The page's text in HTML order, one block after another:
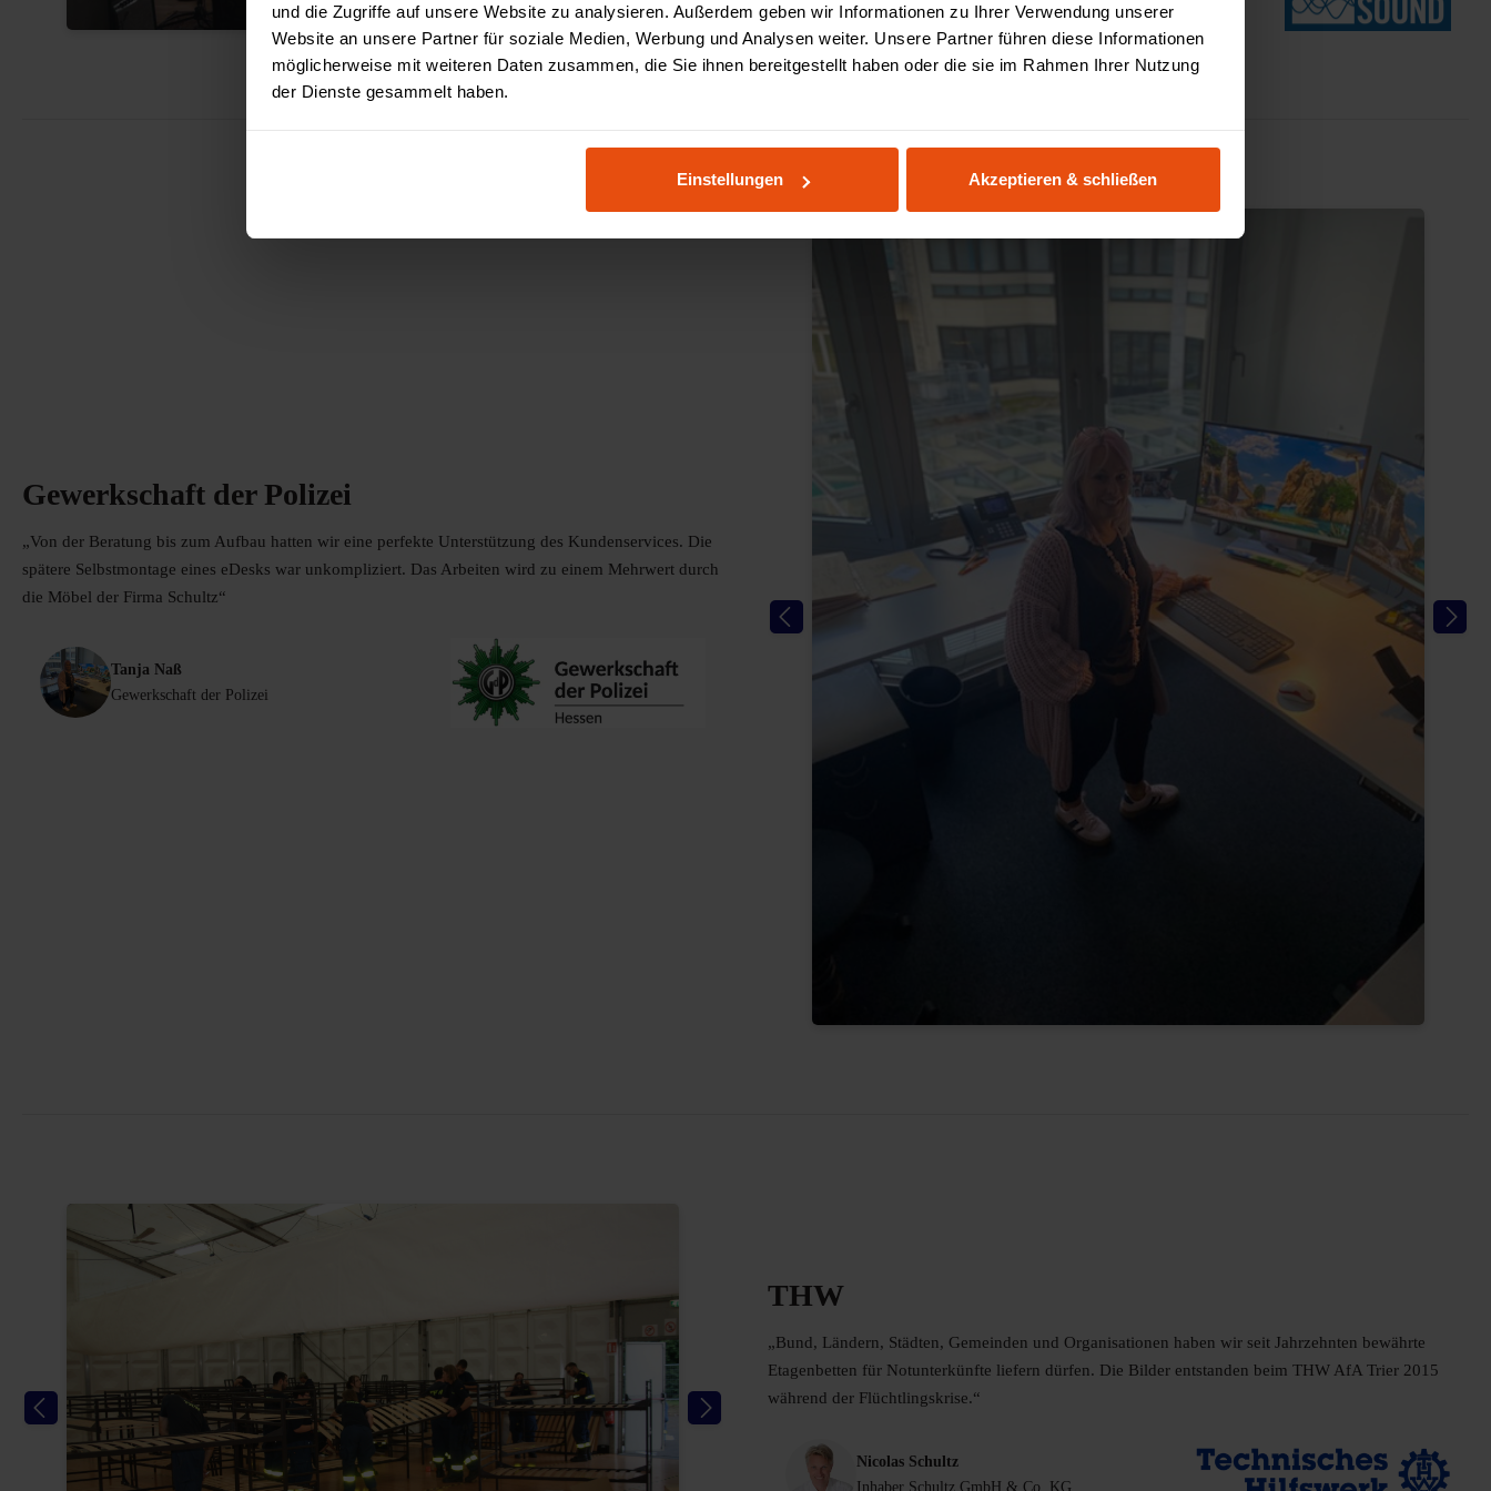
und die Zugriffe auf unsere Website zu analysieren. Außerdem geben wir Informationen zu Ihrer Verwendung unserer
Website an unsere Partner für soziale Medien, Werbung und Analysen weiter. Unsere Partner führen diese Informationen
möglicherweise mit weiteren Daten zusammen, die Sie ihnen bereitgestellt haben oder die sie im Rahmen Ihrer Nutzung
der Dienste gesammelt haben.
Einstellungen Akzeptieren & schließen
Oceansound Recording Studio
Gewerkschaft der Polizei
„Von der Beratung bis zum Aufbau hatten wir eine perfekte Unterstützung des Kundenservices. Die
spätere Selbstmontage eines eDesks war unkompliziert. Das Arbeiten wird zu einem Mehrwert durch
die Möbel der Firma Schultz“
Tanja Naß
Gewerkschaft der Polizei
THW
„Bund, Ländern, Städten, Gemeinden und Organisationen haben wir seit Jahrzehnten bewährte
Etagenbetten für Notunterkünfte liefern dürfen. Die Bilder entstanden beim THW AfA Trier 2015
während der Flüchtlingskrise.“
Nicolas Schultz
Inhaber Schultz GmbH & Co. KG